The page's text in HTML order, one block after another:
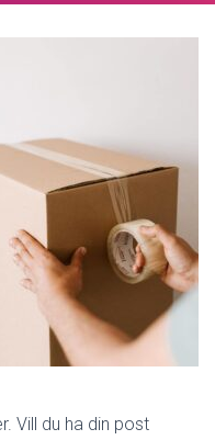
G
Vill du ha din post